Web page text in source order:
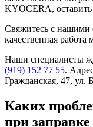
KYOCERA, оставить
Свяжитесь с нашими
качественная
Наши специалисты
(919) 152 77 55.
Гражданская, 47, ул.
Каких
при